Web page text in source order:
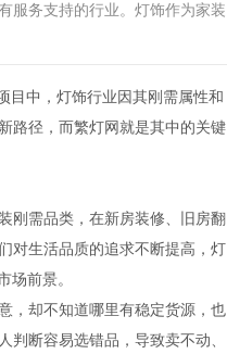
服务支持的行业。灯饰作为家装
中，灯饰行业因其刚需属性和
路径，而繁灯网就是其中的关键
需品类，在新房装修、旧房翻
对生活品质的追求不断提高，灯
场前景。
却不知道哪里有稳定货源，也
断容易选错品，导致卖不动、